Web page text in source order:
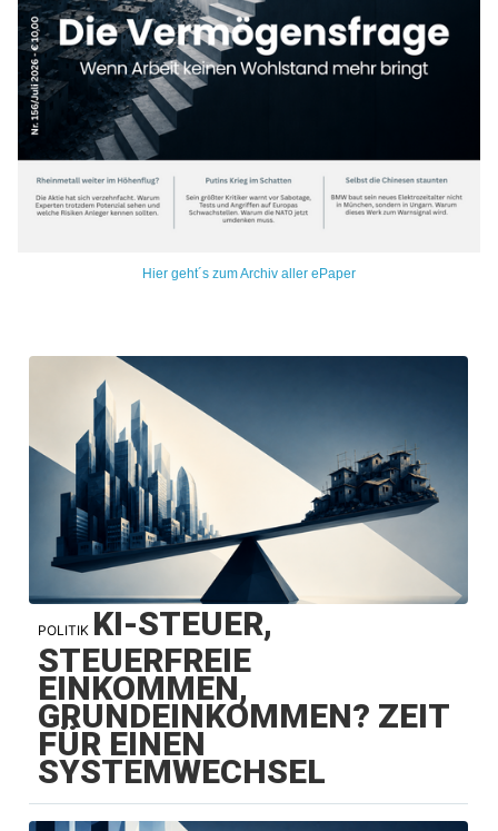
Hier geht´s zum Archiv aller ePaper
POLITIK KI-STEUER,
STEUERFREIE
EINKOMMEN,
GRUNDEINKOMMEN? ZEIT
FÜR EINEN
SYSTEMWECHSEL